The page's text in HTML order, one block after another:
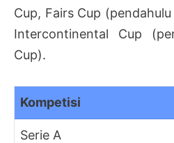
Cup, Fairs Cup
Intercontinental Cup
Cup).
Kompetisi
Serie A